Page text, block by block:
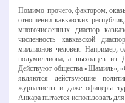
Помимо прочего, фактором,
отношении кавказских
многочисленных диаспор
численность кавказской
миллионов человек. Например,
полумиллиона, а выходцев из
Действуют общества «Шамиль»,
являются действующие
журналисты и даже офицеры
Анкара пытается использовать